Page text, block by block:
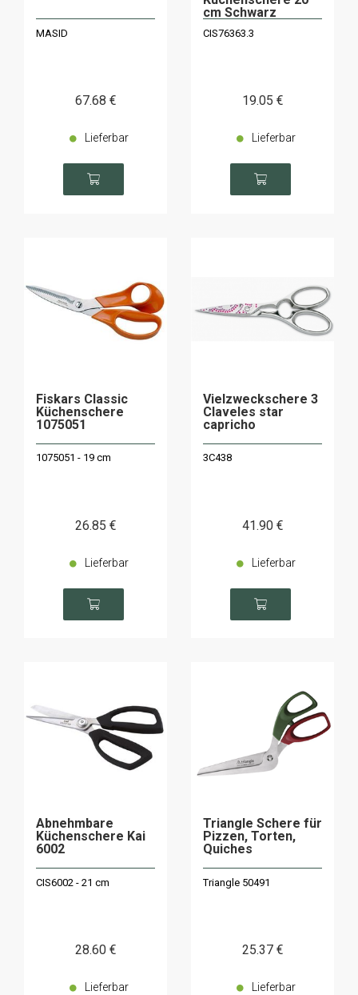
MASID
67.68 €
Lieferbar
cm Schwarz
CIS76363.3
19.05 €
Lieferbar
Fiskars Classic
Küchenschere
1075051
1075051 - 19 cm
26.85 €
Lieferbar
Vielzweckschere 3
Claveles star
capricho
3C438
41.90 €
Lieferbar
Abnehmbare
Küchenschere Kai
6002
CIS6002 - 21 cm
28.60 €
Lieferbar
Triangle Schere für
Pizzen, Torten,
Quiches
Triangle 50491
25.37 €
Lieferbar